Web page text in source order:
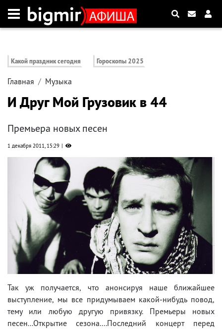
Какой праздник сегодня Гороскопы 2025
Главная Музыка
И Друг Мой Грузовик в 44
Премьера новых песен
1 декабря 2011, 15:29
Так уж получается, что анонсируя наше ближайшее
выступление, мы все придумываем какой-нибудь повод,
тему или любую другую привязку. Премьеры новых
песен...Открытие сезона....Последний концерт перед